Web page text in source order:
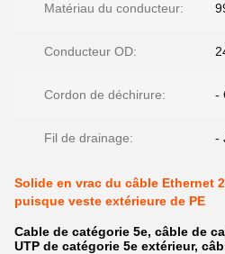
Matériau du conducteur:
Conducteur OD:
Cordon de déchirure: -
Fil de drainage: -
Solide en vrac du câble Ethernet
puisque veste extérieure de PE
Cable de catégorie 5e, câble de
UTP de catégorie 5e extérieur,